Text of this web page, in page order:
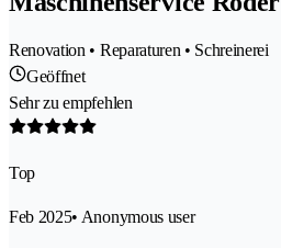
Renovation • Reparaturen • Schreinerei
Geöffnet
Sehr zu empfehlen
Top
Feb 2025• Anonymous user